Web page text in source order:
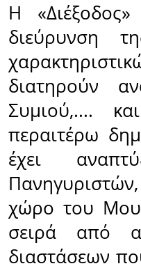
Η
διεύρυνση
διατηρούν
Συμιού,....
περαιτέρω
έχει
χώρο του
σειρά από
διαστάσεων